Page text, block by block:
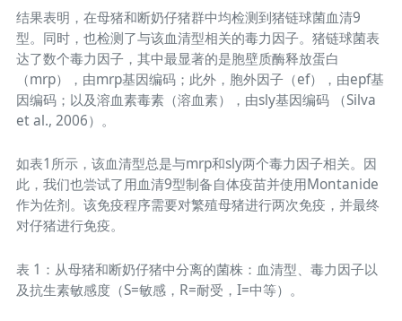
结果表明，在母猪和断奶仔猪群中均检测到猪链球菌血清9
型。同时，也检测了与该血清型相关的毒力因子。猪链球菌表
达了数个毒力因子，其中最显著的是胞壁质酶释放蛋白
（mrp），由mrp基因编码；此外，胞外因子（ef），由epf基
因编码；以及溶血素毒素（溶血素），由sly基因编码 （Silva
et al., 2006）。
如表1所示，该血清型总是与mrp和sly两个毒力因子相关。因
此，我们也尝试了用血清9型制备自体疫苗并使用Montanide
作为佐剂。该免疫程序需要对繁殖母猪进行两次免疫，并最终
对仔猪进行免疫。
表 1：从母猪和断奶仔猪中分离的菌株：血清型、毒力因子以
及抗生素敏感度（S=敏感，R=耐受，I=中等）。